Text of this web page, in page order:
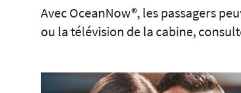
Avec OceanNow®, les passagers
ou la télévision de la cabine,